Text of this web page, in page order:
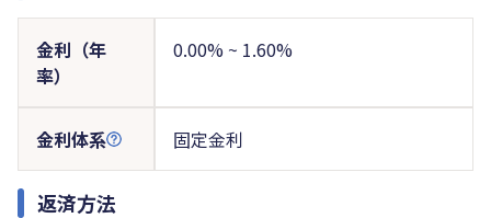
金利（年
率）
0.00% ~ 1.60%
金利体系 固定金利
返済方法